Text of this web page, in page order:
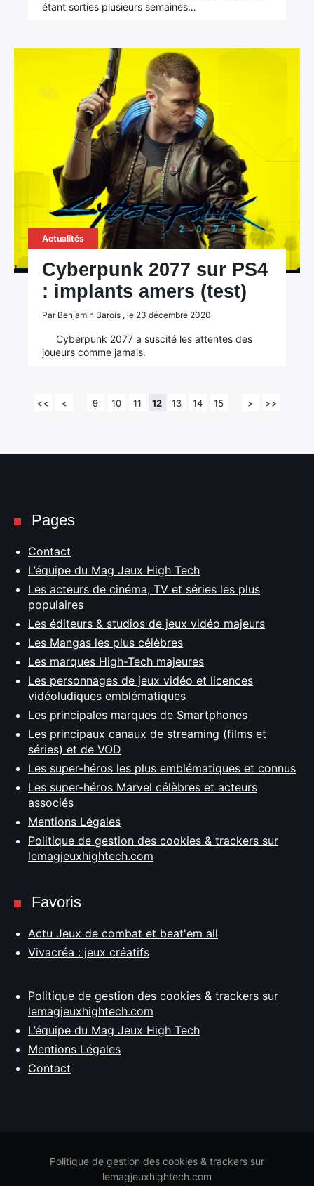
étant sorties plusieurs semaines…
Actualités
Cyberpunk 2077 sur PS4
: implants amers (test)
Par Benjamin Barois , le 23 décembre 2020
Cyberpunk 2077 a suscité les attentes des
joueurs comme jamais.
<< < 9 10 11 12 13 14 15 > >>
Pages
Contact
L’équipe du Mag Jeux High Tech
Les acteurs de cinéma, TV et séries les plus
populaires
Les éditeurs & studios de jeux vidéo majeurs
Les Mangas les plus célèbres
Les marques High-Tech majeures
Les personnages de jeux vidéo et licences
vidéoludiques emblématiques
Les principales marques de Smartphones
Les principaux canaux de streaming (films et
séries) et de VOD
Les super-héros les plus emblématiques et connus
Les super-héros Marvel célèbres et acteurs
associés
Mentions Légales
Politique de gestion des cookies & trackers sur
lemagjeuxhightech.com
Favoris
Actu Jeux de combat et beat'em all
Vivacréa : jeux créatifs
Politique de gestion des cookies & trackers sur
lemagjeuxhightech.com
L’équipe du Mag Jeux High Tech
Mentions Légales
Contact
Politique de gestion des cookies & trackers sur
lemagjeuxhightech.com